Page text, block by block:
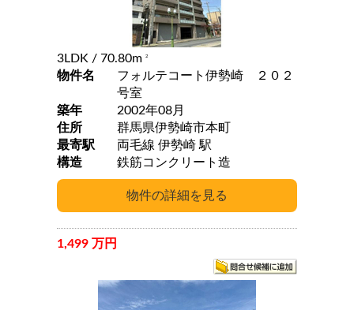
3LDK / 70.80m 2
物件名
フォルテコート伊勢崎 ２０２
号室
築年
2002年08月
住所
群馬県伊勢崎市本町
最寄駅
両毛線 伊勢崎 駅
構造
鉄筋コンクリート造
1,499 万円